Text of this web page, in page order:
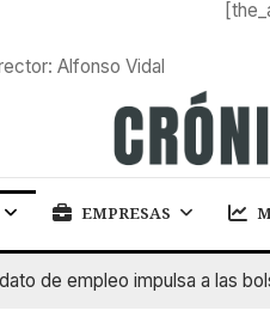
Alfonso Vidal
EMPRESAS
de empleo impulsa a las